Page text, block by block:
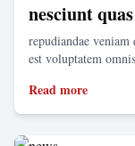
nesciunt
repudiandae veniam
est voluptatem
Read more